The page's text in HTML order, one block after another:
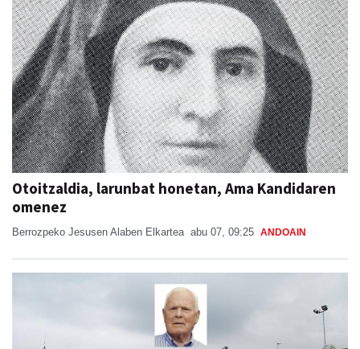
Otoitzaldia, larunbat honetan, Ama Kandidaren
omenez
Berrozpeko Jesusen Alaben Elkartea abu 07, 09:25 ANDOAIN